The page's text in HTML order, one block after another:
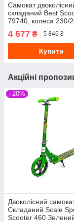
Самокат
складаний Best
79740, колеса 230/
мм, ручне гальмо,
Помаранчевий
4 677 ₴ 5 846 ₴
Купити
Акційні
–20%
Двоколісний
Складаний Scale
Scooter 460